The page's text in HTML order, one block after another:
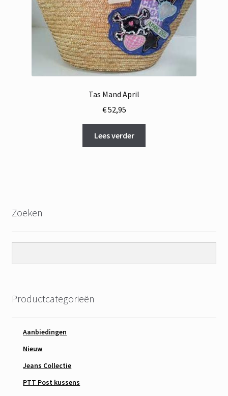
Tas Mand April
€52,95
Lees verder
Zoeken
Productcategorieën
Aanbiedingen
Nieuw
Jeans Collectie
PTT Post kussens